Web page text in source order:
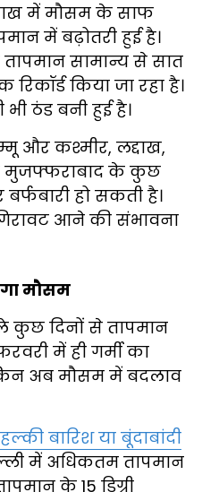
में मौसम के साफ
में बढ़ोतरी हुई है।
सामान्य से सात
किया जा रहा है।
ठंड बनी हुई है।
और कश्मीर, लद्दाख,
मुजफ्फराबाद के कुछ
हो सकती है।
आने की संभावना
मौसम
कुछ दिनों से तापमान
में ही गर्मी का
अब मौसम में बदलाव
हल्की बारिश या बूंदाबांदी
में अधिकतम तापमान
के 15 डिग्री